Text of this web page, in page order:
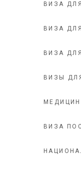
ВИЗА
ВИЗА
ВИЗА
ВИЗЫ
ВИЗА